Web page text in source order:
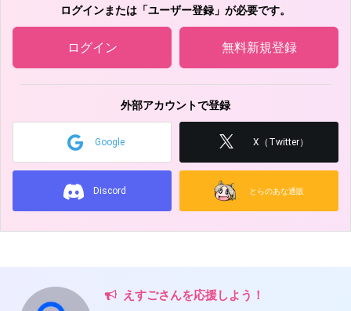
ログインまたは「ユーザー登録」が必要です。
ログイン 無料新規登録
外部アカウントで登録
Google X（Twitter）
Discord とらのあな通販
えすごさんを応援しよう！